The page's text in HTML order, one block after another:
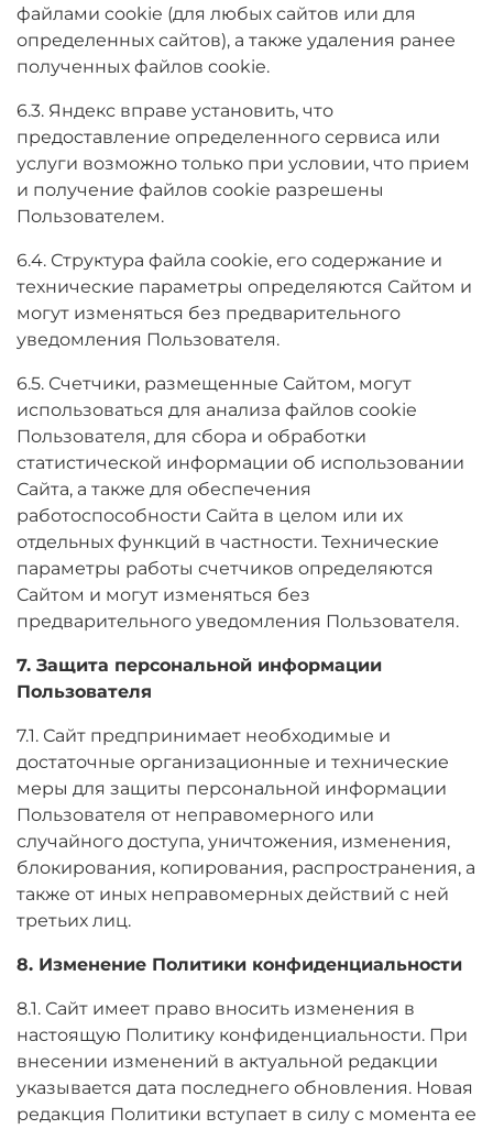
файлами cookie (для любых сайтов или для
определенных сайтов), а также удаления ранее
полученных файлов cookie.
6.3. Яндекс вправе установить, что
предоставление определенного сервиса или
услуги возможно только при условии, что прием
и получение файлов cookie разрешены
Пользователем.
6.4. Структура файла cookie, его содержание и
технические параметры определяются Сайтом и
могут изменяться без предварительного
уведомления Пользователя.
6.5. Счетчики, размещенные Сайтом, могут
использоваться для анализа файлов cookie
Пользователя, для сбора и обработки
статистической информации об использовании
Сайта, а также для обеспечения
работоспособности Сайта в целом или их
отдельных функций в частности. Технические
параметры работы счетчиков определяются
Сайтом и могут изменяться без
предварительного уведомления Пользователя.
7. Защита персональной информации
Пользователя
7.1. Сайт предпринимает необходимые и
достаточные организационные и технические
меры для защиты персональной информации
Пользователя от неправомерного или
случайного доступа, уничтожения, изменения,
блокирования, копирования, распространения, а
также от иных неправомерных действий с ней
третьих лиц.
8. Изменение Политики конфиденциальности
8.1. Сайт имеет право вносить изменения в
настоящую Политику конфиденциальности. При
внесении изменений в актуальной редакции
указывается дата последнего обновления. Новая
редакция Политики вступает в силу с момента ее